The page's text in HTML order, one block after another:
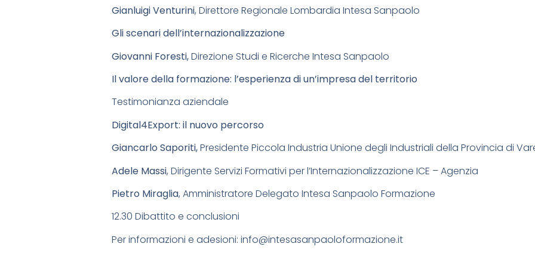
Gianluigi Venturini, Direttore Regionale Lombardia Intesa Sanpaolo
Gli scenari dell’internazionalizzazione
Giovanni Foresti,Direzione Studi e Ricerche Intesa Sanpaolo
Il valore della formazione: l’esperienza di un’impresa del territorio
Testimonianza aziendale
Digital4Export: il nuovo percorso
Giancarlo Saporiti,Presidente Piccola Industria Unione degli Industriali della Provincia di
Adele Massi, Dirigente Servizi Formativi per l’Internazionalizzazione ICE – Agenzia
Pietro Miraglia, Amministratore Delegato Intesa Sanpaolo Formazione
12.30 Dibattito e conclusioni
Per informazioni e adesioni: info@intesasanpaoloformazione.it